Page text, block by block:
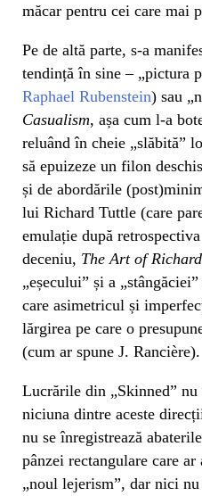
măcar pentru cei care mai
Pe de altă parte, s-a
tendință în sine – „pictura
Raphael Rubenstein) sau
Casualism, așa cum l-a
reluând în cheie „slăbită”
să epuizeze un filon
și de abordările
lui Richard Tuttle (care
emulație după
deceniu, The Art of
„eșecului” și a
care asimetricul și
lărgirea pe care o
(cum ar spune J. Rancière).
Lucrările din „Skinned”
niciuna dintre aceste
nu se înregistrează
pânzei rectangulare care
„noul lejerism”, dar nici